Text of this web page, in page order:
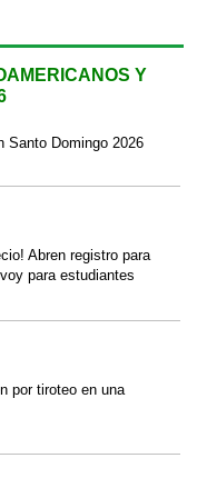
Y
Santo Domingo 2026
Abren registro para
para estudiantes
por tiroteo en una